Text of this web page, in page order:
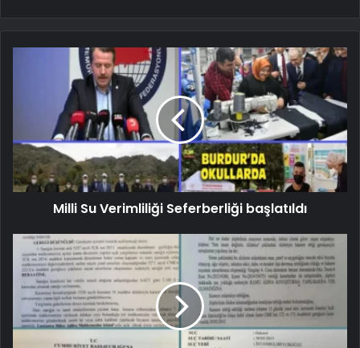
Milli Su Verimliliği Seferberliği başlatıldı